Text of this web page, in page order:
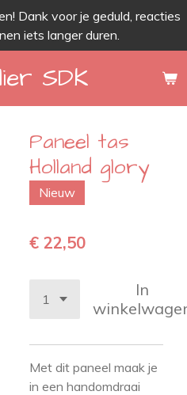
SDK
Dank voor je geduld, reacties
iets langer duren.
Paneel tas
Holland glory
Nieuw
€ 22,50
In
Met dit paneel maak je
in een handomdraai